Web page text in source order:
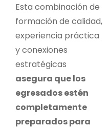
Esta combinación de
formación de calidad,
experiencia práctica
y conexiones
estratégicas
asegura que los
egresados estén
completamente
preparados para